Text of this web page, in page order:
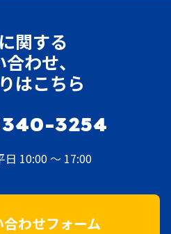
関する
わせ、
はこちら
3254
日 10:00 ～ 17:00
わせフォーム